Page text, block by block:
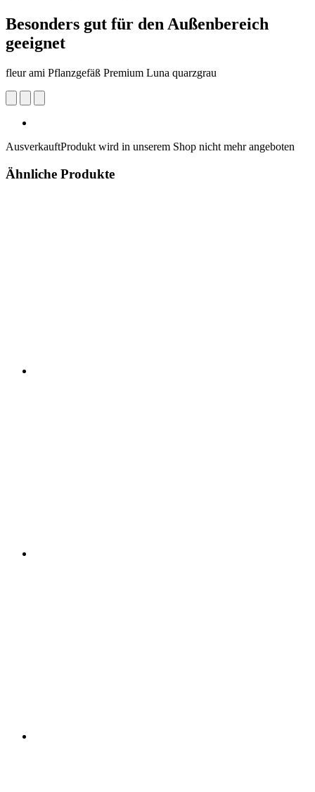
Besonders gut für den Außenbereich
geeignet
fleur ami Pflanzgefäß Premium Luna quarzgrau
AusverkauftProdukt wird in unserem Shop nicht mehr angeboten
Ähnliche Produkte